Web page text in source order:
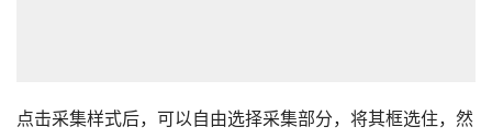
点击采集样式后，可以自由选择采集部分，将其框选住，然